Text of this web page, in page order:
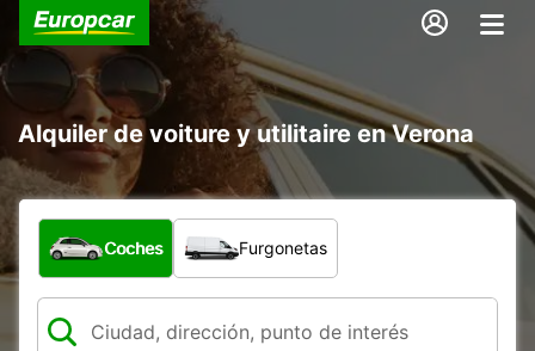
Alquiler de voiture y utilitaire en Verona
¿Qué tipo de vehículo?
Coches Furgonetas